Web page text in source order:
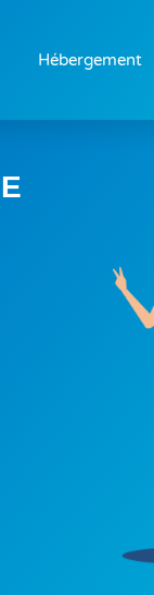
Hébergement